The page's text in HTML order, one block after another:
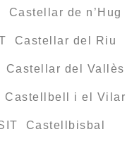
de n’Hug
Castellar del Riu
del Vallès
Castellbell i el Vilar
Castellbisbal